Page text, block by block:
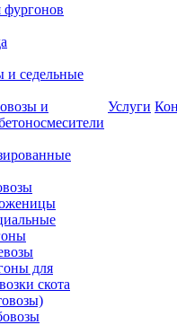
и седельные
и
для
скота
Услуги